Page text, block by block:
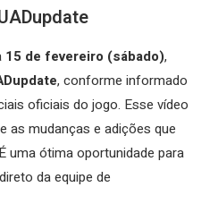
15 de fevereiro (sábado),
, conforme informado
oficiais do jogo. Esse vídeo
as mudanças e adições que
uma ótima oportunidade para
da equipe de